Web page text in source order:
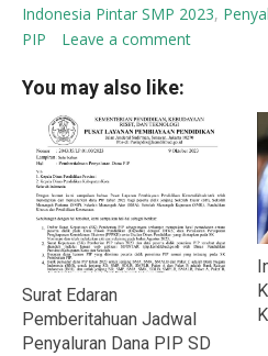
Indonesia Pintar SMP 2023,
PIP
Leave a comment
You may also like:
Surat Edaran
Pemberitahuan Jadwal
Penyaluran Dana PIP SD